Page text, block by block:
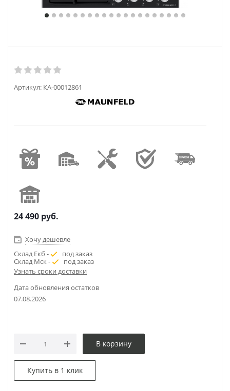
Артикул: КА-00012861
24 490 руб.
Хочу дешевле
Склад Екб -
под заказ
Склад Мск -
под заказ
Узнать сроки доставки
Дата обновления остатков
07.08.2026
В корзину
Купить в 1 клик